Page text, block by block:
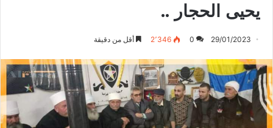
يحيى الحجار ..
29/01/2023
0 2٬346 أقل من دقيقة